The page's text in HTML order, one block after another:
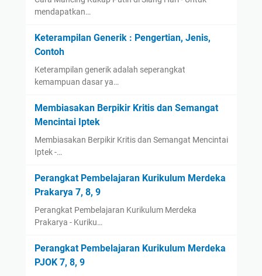
mendapatkan…
Keterampilan Generik : Pengertian, Jenis,
Contoh
Keterampilan generik adalah seperangkat
kemampuan dasar ya…
Membiasakan Berpikir Kritis dan Semangat
Mencintai Iptek
Membiasakan Berpikir Kritis dan Semangat Mencintai
Iptek -…
Perangkat Pembelajaran Kurikulum Merdeka
Prakarya 7, 8, 9
Perangkat Pembelajaran Kurikulum Merdeka
Prakarya - Kuriku…
Perangkat Pembelajaran Kurikulum Merdeka
PJOK 7, 8, 9